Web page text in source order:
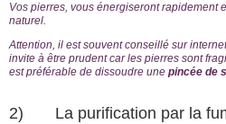
Vos pierres, vous énergiseront rapidement
naturel.
Attention, il est souvent conseillé sur
invite à être prudent car les pierres sont
est préférable de dissoudre une pincée de
2) La purification par la